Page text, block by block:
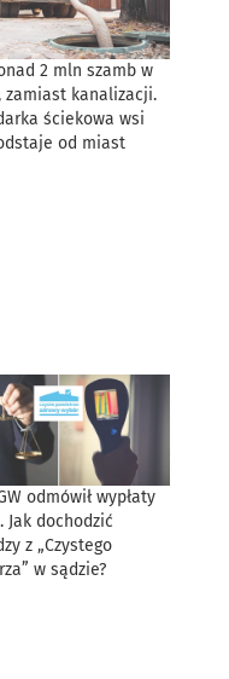
2 mln szamb w
zamiast kanalizacji.
ściekowa wsi
od miast
odmówił wypłaty
Jak dochodzić
z „Czystego
w sądzie?